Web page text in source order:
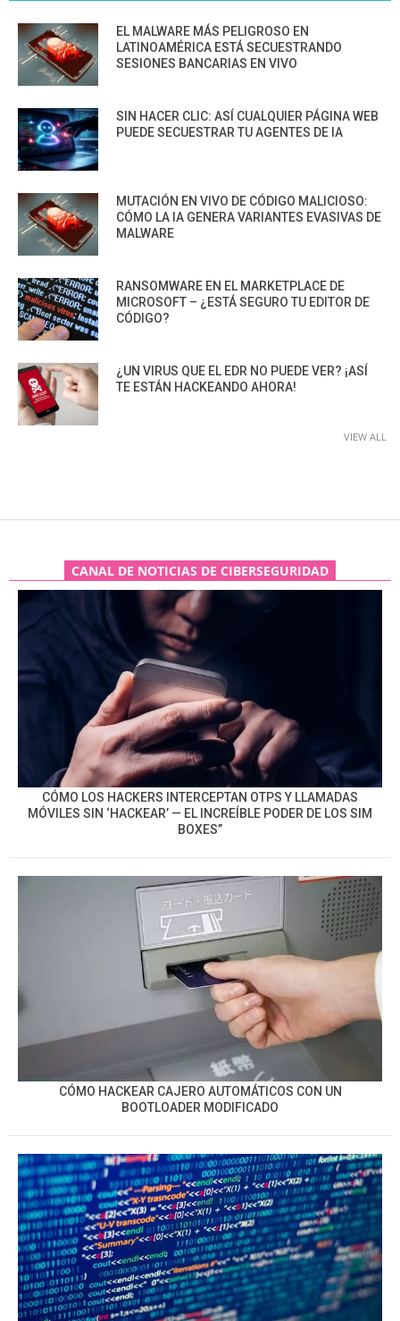
EL MALWARE MÁS PELIGROSO EN
LATINOAMÉRICA ESTÁ SECUESTRANDO
SESIONES BANCARIAS EN VIVO
SIN HACER CLIC: ASÍ CUALQUIER PÁGINA WEB
PUEDE SECUESTRAR TU AGENTES DE IA
MUTACIÓN EN VIVO DE CÓDIGO MALICIOSO:
CÓMO LA IA GENERA VARIANTES EVASIVAS DE
MALWARE
RANSOMWARE EN EL MARKETPLACE DE
MICROSOFT – ¿ESTÁ SEGURO TU EDITOR DE
CÓDIGO?
¿UN VIRUS QUE EL EDR NO PUEDE VER? ¡ASÍ
TE ESTÁN HACKEANDO AHORA!
VIEW ALL
CANAL DE NOTICIAS DE CIBERSEGURIDAD
CÓMO LOS HACKERS INTERCEPTAN OTPS Y LLAMADAS
MÓVILES SIN ‘HACKEAR’ — EL INCREÍBLE PODER DE LOS SIM
BOXES”
CÓMO HACKEAR CAJERO AUTOMÁTICOS CON UN
BOOTLOADER MODIFICADO